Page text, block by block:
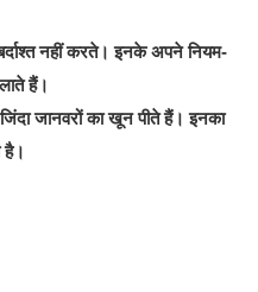
नहीं करते। इनके अपने नियम-
हैं।
जानवरों का खून पीते हैं। इनका
है।